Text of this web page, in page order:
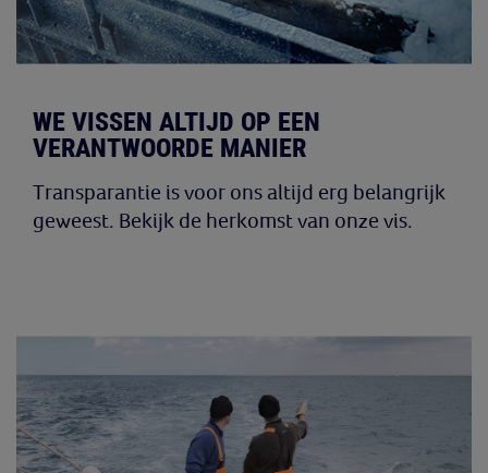
WE VISSEN ALTIJD OP EEN
VERANTWOORDE MANIER
Transparantie is voor ons altijd erg belangrijk
geweest. Bekijk de herkomst van onze vis.